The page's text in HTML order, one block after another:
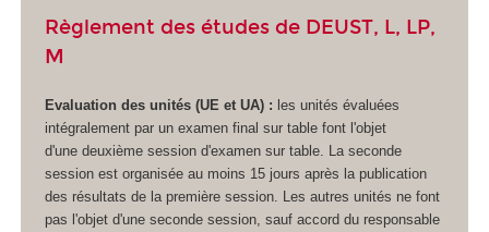
Règlement des études de DEUST, L, LP,
M
Evaluation des unités (UE et UA) : les unités évaluées
intégralement par un examen final sur table font l'objet
d'une deuxième session d'examen sur table. La seconde
session est organisée au moins 15 jours après la publication
des résultats de la première session. Les autres unités ne font
pas l'objet d'une seconde session, sauf accord du responsable